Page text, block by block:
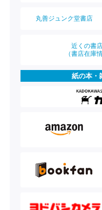
丸善ジュンク堂書店
近くの書
（書店在庫
紙の本・